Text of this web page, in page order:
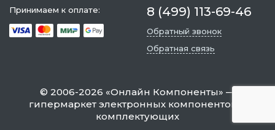
Принимаем к оплате: 8 (499) 113-69-46
Обратный звонок
Обратная связь
© 2006-2026 «Онлайн Компоненты» —
гипермаркет электронных компонентов и
комплектующих